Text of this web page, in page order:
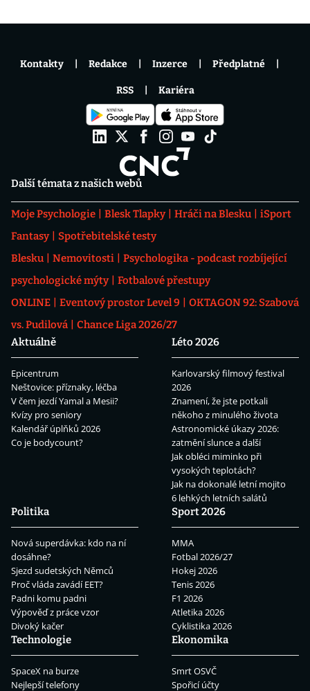
Další témata z našich webů
Moje Psychologie Blesk Tlapky Hráči na Blesku
iSport
Fantasy
Spotřebitelské testy
Blesku
Nemovitosti
Psychologika - podcast rozbíjející
psychologické mýty
Fotbalové přestupy
ONLINE
Eventový prostor Level 9
OKTAGON 92: Szabová
vs. Pudilová
Chance Liga 2026/27
Aktuálně
Epicentrum
Neštovice: příznaky, léčba
V čem jezdí Yamal a Mesii?
Kvízy pro seniory
Kalendář úplňků 2026
Co je bodycount?
Léto 2026
Karlovarský filmový festival
2026
Znamení, že jste potkali
někoho z minulého života
Astronomické úkazy 2026:
zatmění slunce a další
Jak obléci miminko při
vysokých teplotách?
Jak na dokonalé letní mojito
6 lehkých letních salátů
Politika
Nová superdávka: kdo na ní
dosáhne?
Sjezd sudetských Němců
Proč vláda zavádí EET?
Padni komu padni
Výpověď z práce vzor
Divoký kačer
Sport 2026
MMA
Fotbal 2026/27
Hokej 2026
Tenis 2026
F1 2026
Atletika 2026
Cyklistika 2026
Technologie
SpaceX na burze
Nejlepší telefony
Ekonomika
Smrt OSVČ
Spořicí účty
Kontakty Redakce Inzerce Předplatné
RSS Kariéra